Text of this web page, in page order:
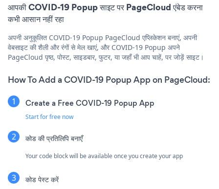
आपकी COVID-19 Popup साइट पर PageCloud एंबेड करना
कभी आसान नहीं रहा
अपनी अनुकूलित COVID-19 Popup PageCloud एप्लिकेशन बनाएं, अपनी
वेबसाइट की शैली और रंगों से मेल खाएं, और COVID-19 Popup अपने
PageCloud पृष्ठ, पोस्ट, साइडबार, फुटर, या जहाँ भी आप चाहें, पर जोड़ें साइट।
How To Add a COVID-19 Popup App on PageCloud:
Create a Free COVID-19 Popup App
Start for free now
कोड की प्रतिलिपि बनाएँ
Your code block will be available once you create your app
कोड पेस्ट करें